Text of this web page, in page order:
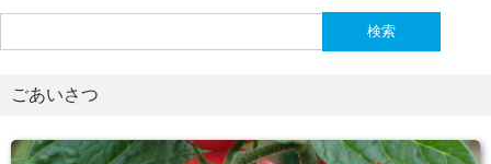
索:
ごあいさつ